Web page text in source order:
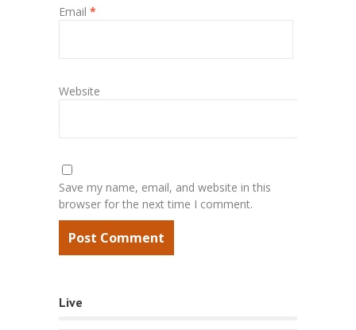
Email *
Website
Save my name, email, and website in this
browser for the next time I comment.
Live